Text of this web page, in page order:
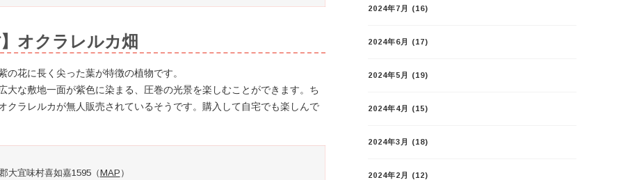
オクラレルカ畑
花に長く尖った葉が特徴の植物です。
大な敷地一面が紫色に染まる、圧巻の光景を楽しむことができます。ち
クラレルカが無人販売されているそうです。購入して自宅でも楽しんで
大宜味村喜如嘉1595（MAP ）
2024年7月 (16)
2024年6月 (17)
2024年5月 (19)
2024年4月 (15)
2024年3月 (18)
2024年2月 (12)